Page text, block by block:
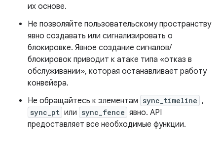
их основе.
Не позволяйте пользовательскому пространству
явно создавать или сигнализировать о
блокировке. Явное создание сигналов/
блокировок приводит к атаке типа «отказ в
обслуживании», которая останавливает работу
конвейера.
Не обращайтесь к элементам sync_timeline ,
sync_pt или sync_fence явно. API
предоставляет все необходимые функции.